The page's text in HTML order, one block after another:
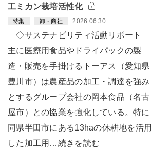
工ミカン栽培活性化
特集 卸・商社 2026.06.30
◇サステナビリティ活動リポート
主に医療用食品やドライパックの製
造・販売を手掛けるトーアス（愛知県
豊川市）は農産品の加工・調達を強み
とするグループ会社の岡本食品（名古
屋市）との協業を強化している。特に
同県半田市にある13haの休耕地を活用
した加工用…続きを読む